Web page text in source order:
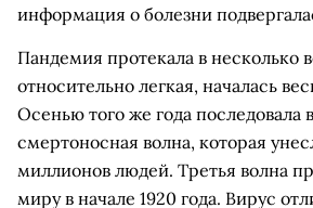
информация о болезни
Пандемия протекала в несколько
относительно легкая, началась
Осенью того же года последовала
смертоносная волна, которая
миллионов людей. Третья волна
миру в начале 1920 года. Вирус